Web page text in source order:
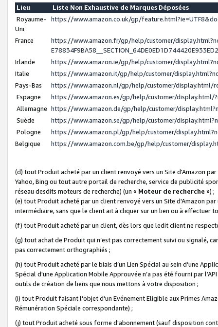
Lieu
Liste Non Exhaustive de Marques Déposées
Royaume-
Uni
https://www.amazon.co.uk/gp/
France
https://www.amazon.fr/gp/help/customer/
Irlande
https://www.amazon.ie/gp/help/customer/
Italie
https://www.amazon.it/gp/help/customer/
Pays-Bas
https://www.amazon.nl/gp/help/customer/display.html/
Espagne
https://www.amazon.es/gp/help/customer/display.html/
Allemagne https://www.amazon.de/gp/help/customer/
Suède
https://www.amazon.se/gp/help/customer/
Pologne
https://www.amazon.pl/gp/help/customer/
Belgique
https://www.amazon.com.be/gp/help/customer/
(d) tout Produit acheté par un client renvoyé vers un Site d'Amazon
Yahoo, Bing ou tout autre portail de recherche, service de publicité
réseau desdits moteurs de recherche) (un « Moteur de recherche ») ;
(e) tout Produit acheté par un client renvoyé vers un Site d'Amazon
intermédiaire, sans que le client ait à cliquer sur un lien ou à
(f) tout Produit acheté par un client, dès lors que ledit client ne
(g) tout achat de Produit qui n’est pas correctement suivi ou signalé,
pas correctement orthographiés ;
(h) tout Produit acheté par le biais d’un Lien Spécial au sein d’une
Spécial d'une Application Mobile Approuvée n’a pas été fourni par
outils de création de liens que nous mettons à votre disposition ;
(i) tout Produit faisant l'objet d'un Evénement Eligible aux Primes
Rémunération Spéciale correspondante) ;
(j) tout Produit acheté sous forme d'abonnement (sauf disposition